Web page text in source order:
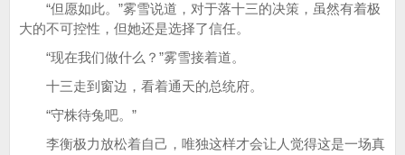
“但愿如此。”雾雪说道，对于落十三的决策，虽然有着极
大的不可控性，但她还是选择了信任。
“现在我们做什么？”雾雪接着道。
十三走到窗边，看着通天的总统府。
“守株待兔吧。”
李衡极力放松着自己，唯独这样才会让人觉得这是一场真